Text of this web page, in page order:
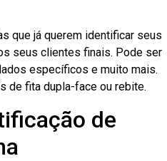
que já querem identificar seus
seus clientes finais. Pode ser
específicos e muito mais.
de fita dupla-face ou rebite.
de